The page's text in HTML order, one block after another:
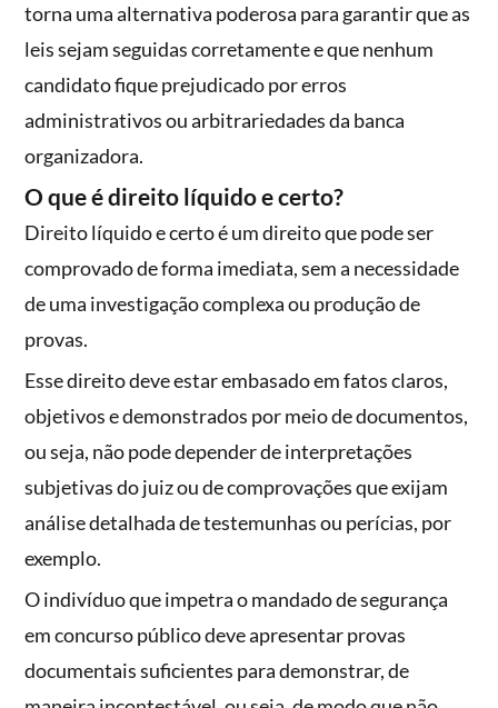
torna uma alternativa poderosa para garantir que as
leis sejam seguidas corretamente e que nenhum
candidato fique prejudicado por erros
administrativos ou arbitrariedades da banca
organizadora.
O que é direito líquido e certo?
Direito líquido e certo é um direito que pode ser
comprovado de forma imediata, sem a necessidade
de uma investigação complexa ou produção de
provas.
Esse direito deve estar embasado em fatos claros,
objetivos e demonstrados por meio de documentos,
ou seja, não pode depender de interpretações
subjetivas do juiz ou de comprovações que exijam
análise detalhada de testemunhas ou perícias, por
exemplo.
O indivíduo que impetra o mandado de segurança
em concurso público deve apresentar provas
documentais suficientes para demonstrar, de